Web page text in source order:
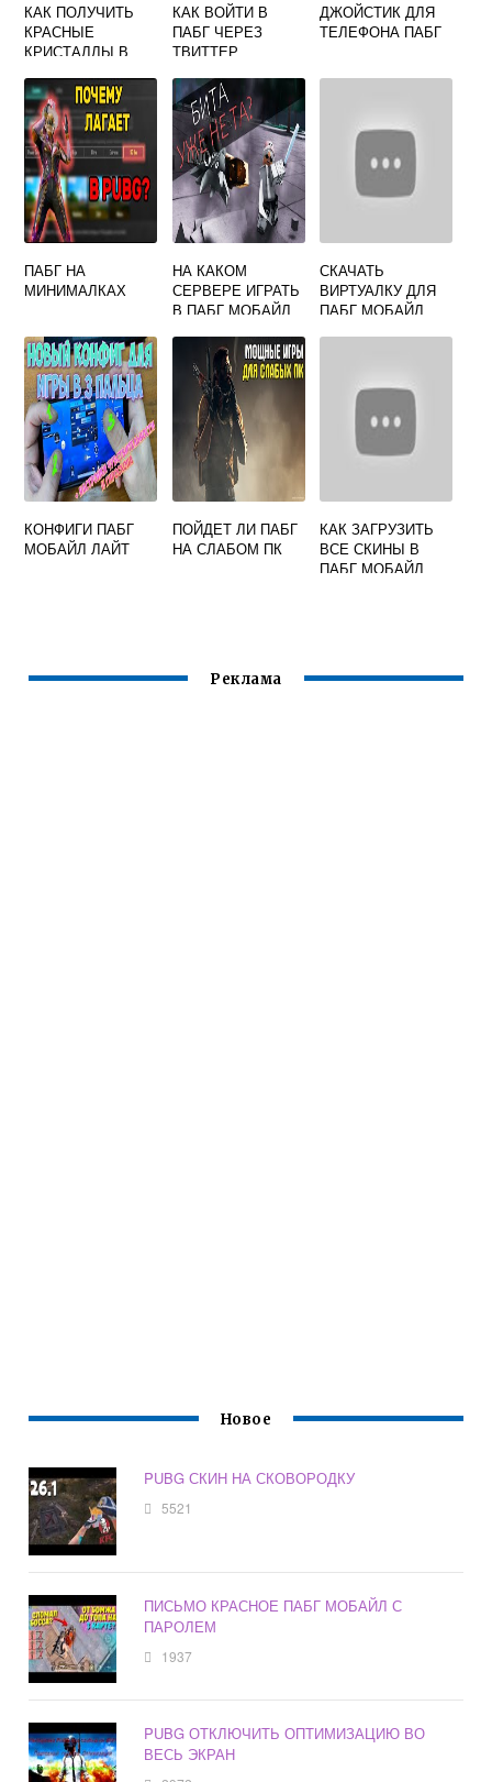
КАК ПОЛУЧИТЬ
КРАСНЫЕ
КРИСТАЛЛЫ В
КАК ВОЙТИ В
ПАБГ ЧЕРЕЗ
ТВИТТЕР
ДЖОЙСТИК ДЛЯ
ТЕЛЕФОНА ПАБГ
ПАБГ НА
МИНИМАЛКАХ
НА КАКОМ
СЕРВЕРЕ ИГРАТЬ
В ПАБГ МОБАЙЛ
СКАЧАТЬ
ВИРТУАЛКУ ДЛЯ
ПАБГ МОБАЙЛ
КОНФИГИ ПАБГ
МОБАЙЛ ЛАЙТ
ПОЙДЕТ ЛИ ПАБГ
НА СЛАБОМ ПК
КАК ЗАГРУЗИТЬ
ВСЕ СКИНЫ В
ПАБГ МОБАЙЛ
Реклама
Новое
PUBG СКИН НА СКОВОРОДКУ
5521
ПИСЬМО КРАСНОЕ ПАБГ МОБАЙЛ С
ПАРОЛЕМ
1937
PUBG ОТКЛЮЧИТЬ ОПТИМИЗАЦИЮ ВО
ВЕСЬ ЭКРАН